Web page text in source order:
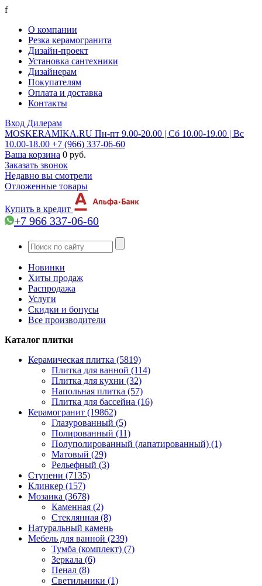
f
О компании
Резка керамогранита
Дизайн-проект
Установка сантехники
Дизайнерам
Покупателям
Оплата и доставка
Контакты
Вход Дилерам
MOSKERAMIKA.RU Пн-пт 9.00-20.00 | Сб 10.00-19.00 | Вс
10.00-18.00 +7 (966) 337-06-60
Ваша корзина 0 руб.
Заказать звонок
Недавно вы смотрели
Отложенные товары
Купить в кредит
+7 966 337-06-60
Новинки
Хиты продаж
Распродажа
Услуги
Скидки и бонусы
Все производители
Каталог плитки
Керамическая плитка (5819)
Плитка для ванной (114)
Плитка для кухни (32)
Напольная плитка (57)
Плитка для бассейна (16)
Керамогранит (19862)
Глазурованный (5)
Полированный (11)
Полуполированный (лапатированный) (1)
Матовый (29)
Рельефный (3)
Ступени (7135)
Клинкер (157)
Мозаика (3678)
Каменная (2)
Стеклянная (8)
Натуральный камень
Мебель для ванной (239)
Тумба (комплект) (7)
Зеркала (6)
Пенал (8)
Светильники (1)